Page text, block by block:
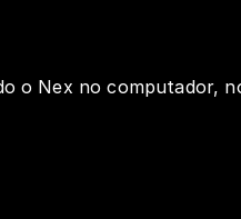
o Nex no computador,